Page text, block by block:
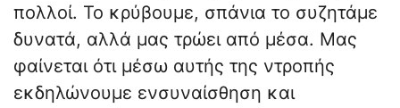
πολλοί. Το κρύβουμε, σπάνια το συζητάμε
δυνατά, αλλά μας τρώει από μέσα. Μας
φαίνεται ότι μέσω αυτής της ντροπής
εκδηλώνουμε ενσυναίσθηση και